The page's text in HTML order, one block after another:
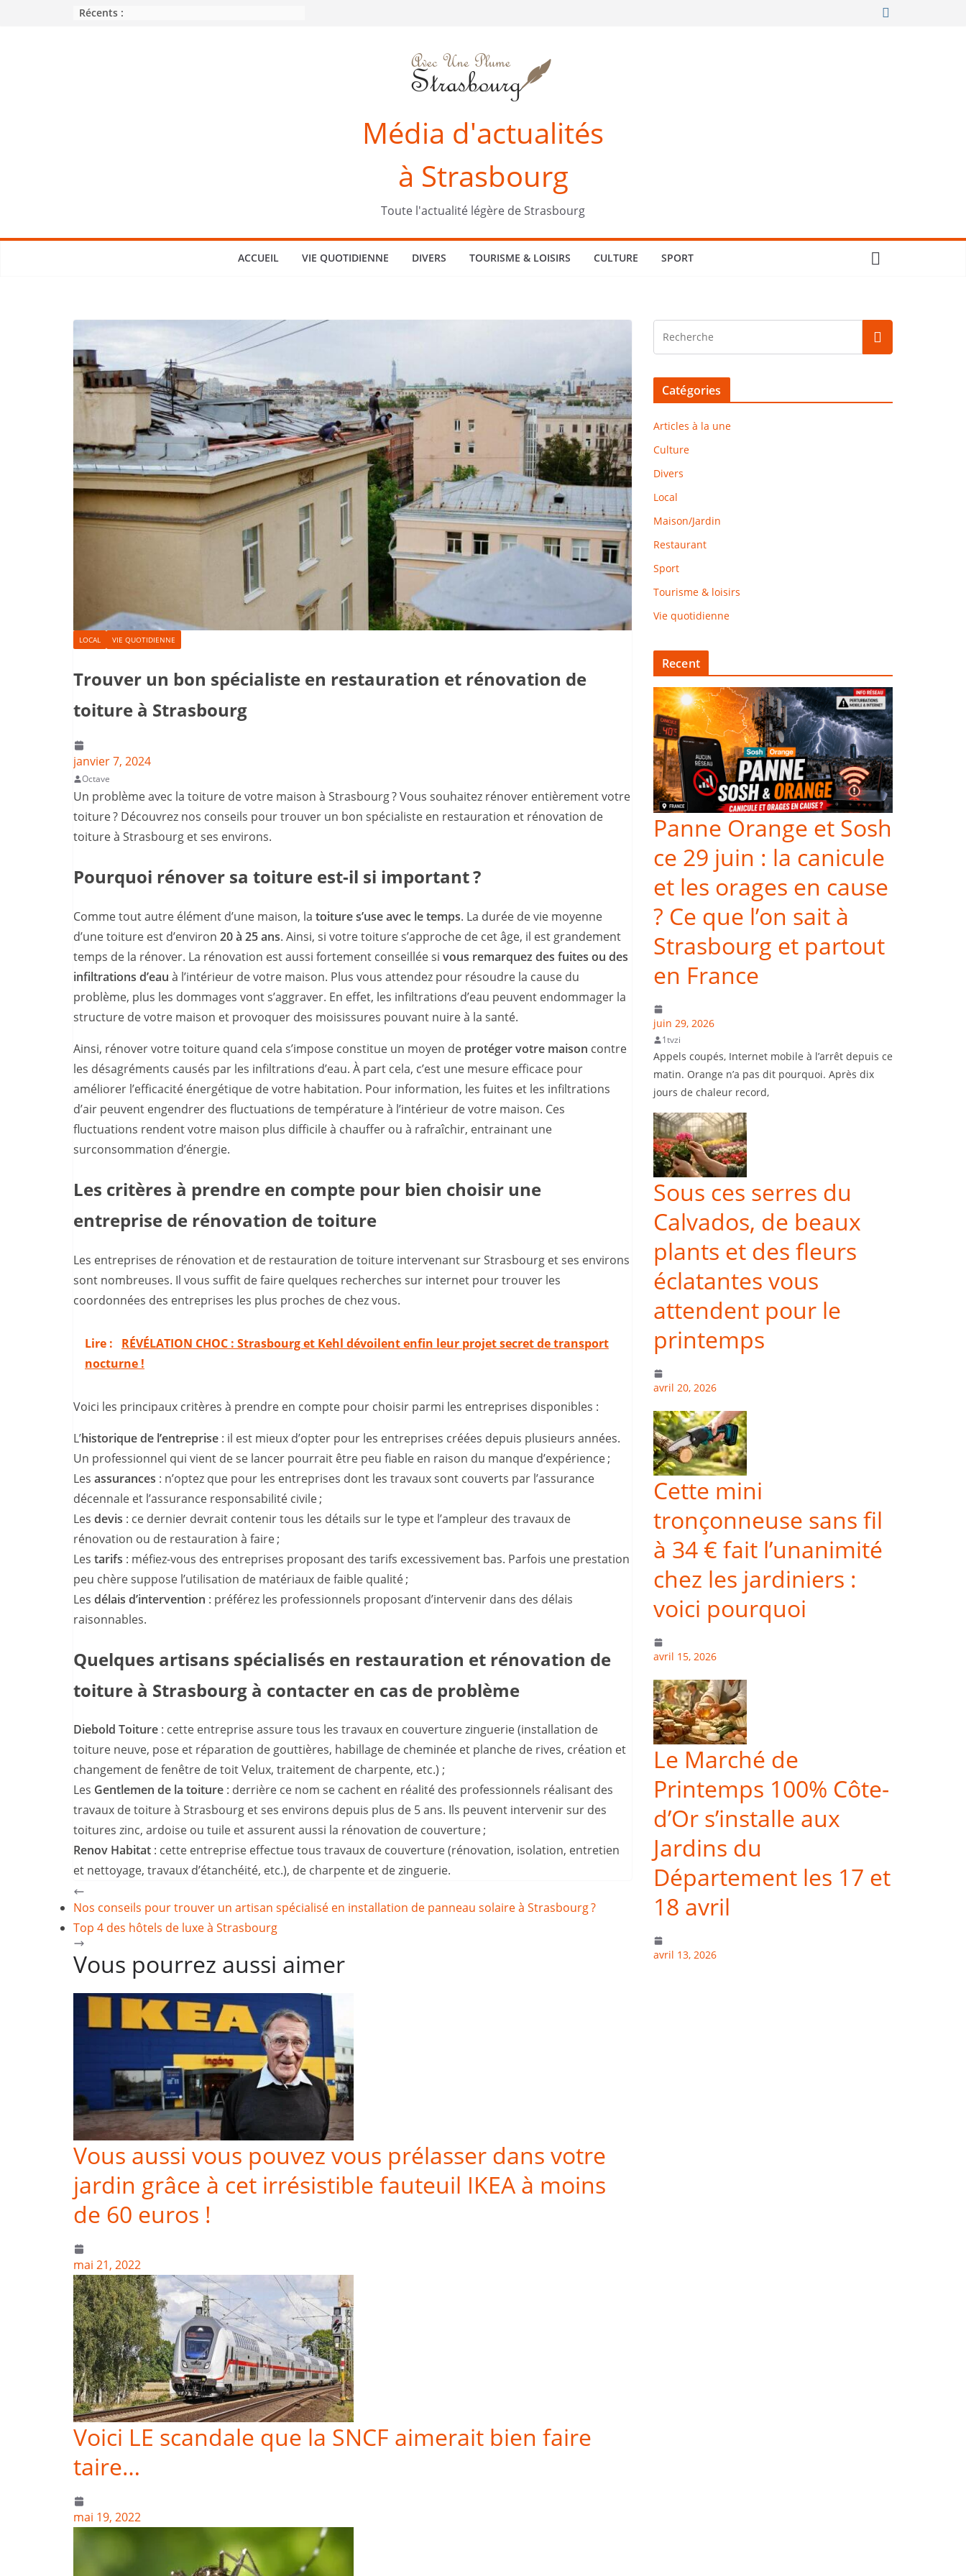
Récents :
Média d'actualités
à Strasbourg
Toute l'actualité légère de Strasbourg
ACCUEIL VIE QUOTIDIENNE DIVERS TOURISME & LOISIRS CULTURE SPORT
LOCAL VIE QUOTIDIENNE
Trouver un bon spécialiste en restauration et rénovation de
toiture à Strasbourg
janvier 7, 2024
Octave
Un problème avec la toiture de votre maison à Strasbourg ? Vous souhaitez rénover entièrement votre
toiture ? Découvrez nos conseils pour trouver un bon spécialiste en restauration et rénovation de
toiture à Strasbourg et ses environs.
Pourquoi rénover sa toiture est-il si important ?
Comme tout autre élément d’une maison, la toiture s’use avec le temps. La durée de vie moyenne
d’une toiture est d’environ 20 à 25 ans. Ainsi, si votre toiture s’approche de cet âge, il est grandement
temps de la rénover. La rénovation est aussi fortement conseillée si vous remarquez des fuites ou des
infiltrations d’eau à l’intérieur de votre maison. Plus vous attendez pour résoudre la cause du
problème, plus les dommages vont s’aggraver. En effet, les infiltrations d’eau peuvent endommager la
structure de votre maison et provoquer des moisissures pouvant nuire à la santé.
Ainsi, rénover votre toiture quand cela s’impose constitue un moyen de protéger votre maison contre
les désagréments causés par les infiltrations d’eau. À part cela, c’est une mesure efficace pour
améliorer l’efficacité énergétique de votre habitation. Pour information, les fuites et les infiltrations
d’air peuvent engendrer des fluctuations de température à l’intérieur de votre maison. Ces
fluctuations rendent votre maison plus difficile à chauffer ou à rafraîchir, entrainant une
surconsommation d’énergie.
Les critères à prendre en compte pour bien choisir une
entreprise de rénovation de toiture
Les entreprises de rénovation et de restauration de toiture intervenant sur Strasbourg et ses environs
sont nombreuses. Il vous suffit de faire quelques recherches sur internet pour trouver les
coordonnées des entreprises les plus proches de chez vous.
Lire :
RÉVÉLATION CHOC : Strasbourg et Kehl dévoilent enfin leur projet secret de transport
nocturne !
Voici les principaux critères à prendre en compte pour choisir parmi les entreprises disponibles :
L’historique de l’entreprise : il est mieux d’opter pour les entreprises créées depuis plusieurs années.
Un professionnel qui vient de se lancer pourrait être peu fiable en raison du manque d’expérience ;
Les assurances : n’optez que pour les entreprises dont les travaux sont couverts par l’assurance
décennale et l’assurance responsabilité civile ;
Les devis : ce dernier devrait contenir tous les détails sur le type et l’ampleur des travaux de
rénovation ou de restauration à faire ;
Les tarifs : méfiez-vous des entreprises proposant des tarifs excessivement bas. Parfois une prestation
peu chère suppose l’utilisation de matériaux de faible qualité ;
Les délais d’intervention : préférez les professionnels proposant d’intervenir dans des délais
raisonnables.
Quelques artisans spécialisés en restauration et rénovation de
toiture à Strasbourg à contacter en cas de problème
Diebold Toiture : cette entreprise assure tous les travaux en couverture zinguerie (installation de
toiture neuve, pose et réparation de gouttières, habillage de cheminée et planche de rives, création et
changement de fenêtre de toit Velux, traitement de charpente, etc.) ;
Les Gentlemen de la toiture : derrière ce nom se cachent en réalité des professionnels réalisant des
travaux de toiture à Strasbourg et ses environs depuis plus de 5 ans. Ils peuvent intervenir sur des
toitures zinc, ardoise ou tuile et assurent aussi la rénovation de couverture ;
Renov Habitat : cette entreprise effectue tous travaux de couverture (rénovation, isolation, entretien
et nettoyage, travaux d’étanchéité, etc.), de charpente et de zinguerie.
Nos conseils pour trouver un artisan spécialisé en installation de panneau solaire à Strasbourg ?
Top 4 des hôtels de luxe à Strasbourg
Vous pourrez aussi aimer
Vous aussi vous pouvez vous prélasser dans votre
jardin grâce à cet irrésistible fauteuil IKEA à moins
de 60 euros !
mai 21, 2022
Voici LE scandale que la SNCF aimerait bien faire
taire…
mai 19, 2022
Catégories
Articles à la une
Culture
Divers
Local
Maison/Jardin
Restaurant
Sport
Tourisme & loisirs
Vie quotidienne
Recent
Panne Orange et Sosh
ce 29 juin : la canicule
et les orages en cause
? Ce que l’on sait à
Strasbourg et partout
en France
juin 29, 2026
1tvzi
Appels coupés, Internet mobile à l’arrêt depuis ce
matin. Orange n’a pas dit pourquoi. Après dix
jours de chaleur record,
Sous ces serres du
Calvados, de beaux
plants et des fleurs
éclatantes vous
attendent pour le
printemps
avril 20, 2026
Cette mini
tronçonneuse sans fil
à 34 € fait l’unanimité
chez les jardiniers :
voici pourquoi
avril 15, 2026
Le Marché de
Printemps 100% Côte-
d’Or s’installe aux
Jardins du
Département les 17 et
18 avril
avril 13, 2026